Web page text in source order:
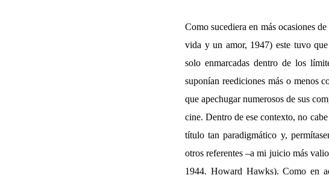
Como sucediera en más ocasiones
vida y un amor, 1947) este tuvo
solo enmarcadas dentro de los
suponían reediciones más o menos
que apechugar numerosos de sus
cine. Dentro de ese contexto, no
título tan paradigmático y,
otros referentes –a mi juicio más
1944. Howard Hawks). Como en